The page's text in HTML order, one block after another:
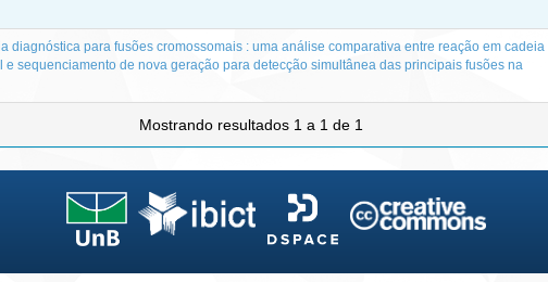
diagnóstica para fusões cromossomais : uma análise comparativa entre reação em cadeia
e sequenciamento de nova geração para detecção simultânea das principais fusões na
Mostrando resultados 1 a 1 de 1